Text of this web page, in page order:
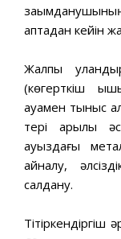
аптадан кейін
Жалпы
(көгерткіш
ауамен тыныс
тері арқылы
ауыздағы
айналу,
салдану.